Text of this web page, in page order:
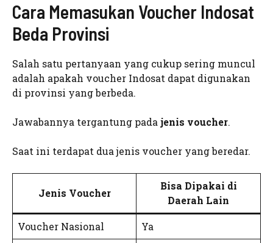
Cara Memasukan Voucher Indosat
Beda Provinsi
Salah satu pertanyaan yang cukup sering muncul
adalah apakah voucher Indosat dapat digunakan
di provinsi yang berbeda.
Jawabannya tergantung pada jenis voucher.
Saat ini terdapat dua jenis voucher yang beredar.
Jenis Voucher
Bisa Dipakai di
Daerah Lain
Voucher Nasional Ya